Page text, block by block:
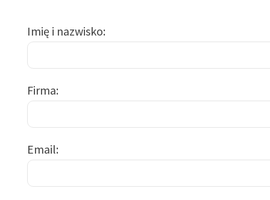
Imię i nazwisko
Firma
Email